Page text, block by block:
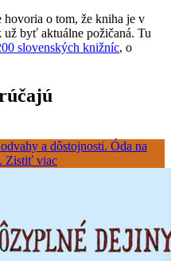
hovoria o tom, že kniha je v
byť aktuálne požičaná. Tu
slovenských knižníc, o